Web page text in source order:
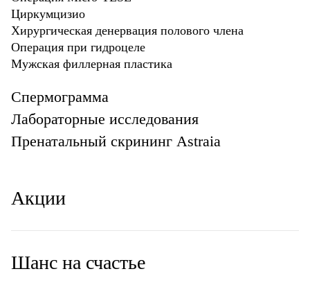
Циркумцизио
Хирургическая денервация полового члена
Операция при гидроцеле
Мужская филлерная пластика
Спермограмма
Лабораторные исследования
Пренатальный скрининг Astraia
Акции
Шанс на счастье